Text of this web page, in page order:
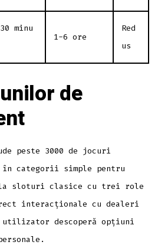
minu
1-6 ore
Red
us
de
peste 3000 de jocuri
categorii simple pentru
sloturi clasice cu trei role
interacționale cu dealeri
descoperă opțiuni